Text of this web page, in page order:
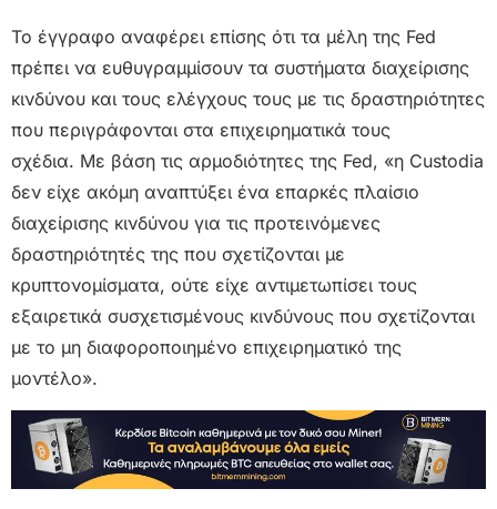
Το έγγραφο αναφέρει επίσης ότι τα μέλη της Fed
πρέπει να ευθυγραμμίσουν τα συστήματα διαχείρισης
κινδύνου και τους ελέγχους τους με τις δραστηριότητες
που περιγράφονται στα επιχειρηματικά τους
σχέδια. Με βάση τις αρμοδιότητες της Fed, «η Custodia
δεν είχε ακόμη αναπτύξει ένα επαρκές πλαίσιο
διαχείρισης κινδύνου για τις προτεινόμενες
δραστηριότητές της που σχετίζονται με
κρυπτονομίσματα, ούτε είχε αντιμετωπίσει τους
εξαιρετικά συσχετισμένους κινδύνους που σχετίζονται
με το μη διαφοροποιημένο επιχειρηματικό της
μοντέλο».